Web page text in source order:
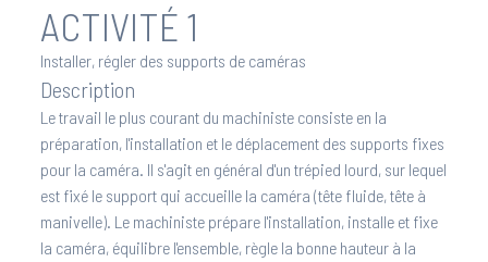
ACTIVITÉ 1
Installer, régler des supports de caméras
Description
Le travail le plus courant du machiniste consiste en la
préparation, l'installation et le déplacement des supports fixes
pour la caméra. Il s'agit en général d'un trépied lourd, sur lequel
est fixé le support qui accueille la caméra (tête fluide, tête à
manivelle). Le machiniste prépare l'installation, installe et fixe
la caméra, équilibre l'ensemble, règle la bonne hauteur à la